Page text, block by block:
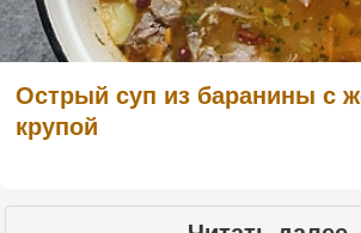
Острый суп из баранины с
крупой